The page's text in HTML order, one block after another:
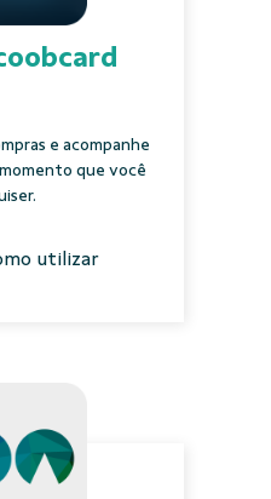
e acompanhe
que você
utilizar